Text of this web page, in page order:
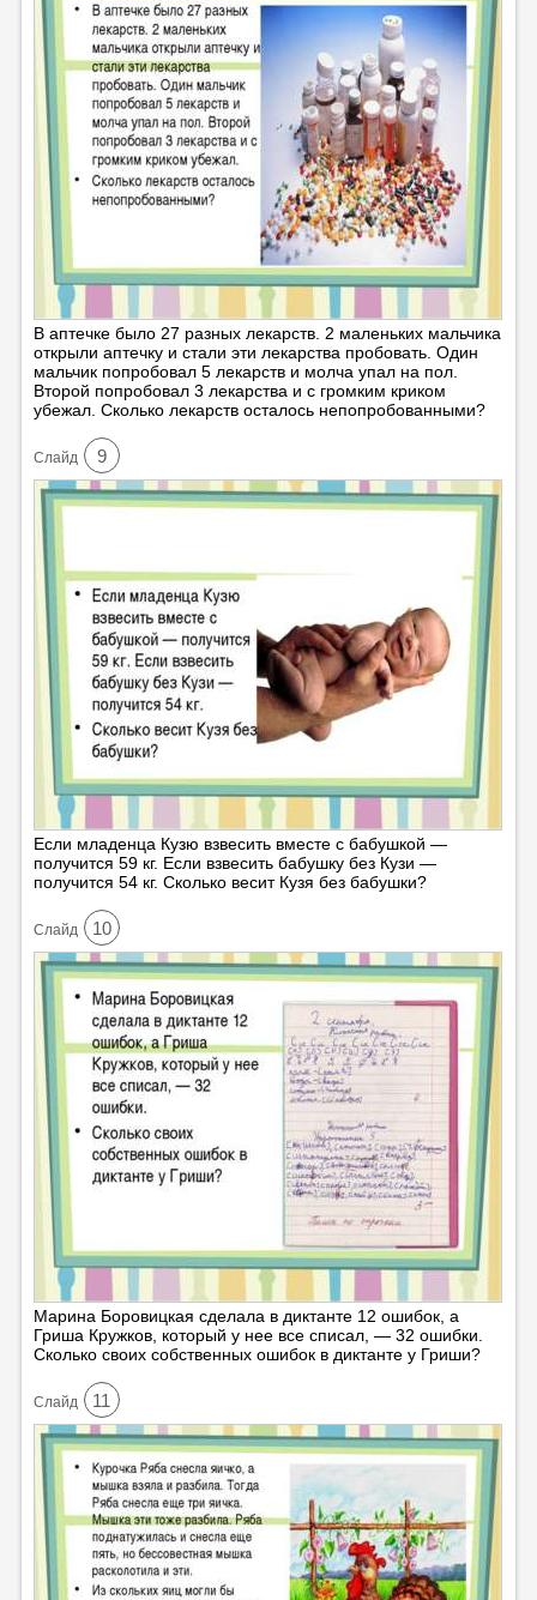
В аптечке было 27 разных лекарств. 2 маленьких мальчика
открыли аптечку и стали эти лекарства пробовать. Один
мальчик попробовал 5 лекарств и молча упал на пол.
Второй попробовал 3 лекарства и с громким криком
убежал. Сколько лекарств осталось непопробованными?
Cлайд 9
Если младенца Кузю взвесить вместе с бабушкой —
получится 59 кг. Если взвесить бабушку без Кузи —
получится 54 кг. Сколько весит Кузя без бабушки?
Cлайд 10
Марина Боровицкая сделала в диктанте 12 ошибок, а
Гриша Кружков, который у нее все списал, — 32 ошибки.
Сколько своих собственных ошибок в диктанте у Гриши?
Cлайд 11